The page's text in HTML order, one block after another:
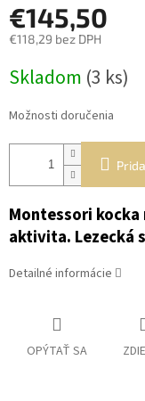
€145,50
€118,29 bez DPH
cena:
Skladom (3 ks)
Možnosti doručenia
Montessori
aktivita. Lezecká
Detailné informácie
OPÝTAŤ SA